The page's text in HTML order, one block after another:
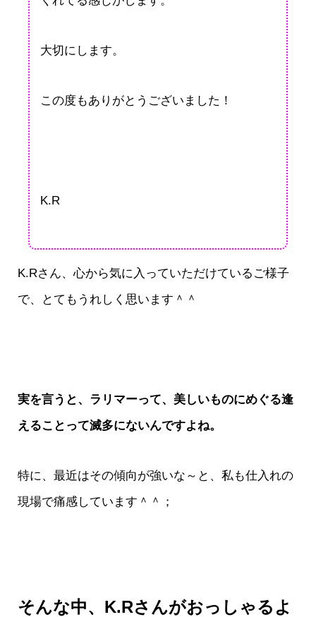
大切にします。
この度もありがとうございました！
K.R
K.Rさん、心から気に入っていただけているご様子
で、とてもうれしく思います＾＾
実を言うと、ラリマーって、美しいものにめぐる逢
えることって滅多にないんですよね。
特に、最近はその傾向が強いな～と、私も仕入れの
現場で痛感しています＾＾；
そんな中、K.Rさんがおっしゃるよ